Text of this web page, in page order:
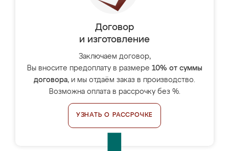
Договор
и изготовление
Заключаем договор,
Вы вносите предоплату в размере 10% от суммы
договора, и мы отдаём заказ в производство.
Возможна оплата в рассрочку без %.
УЗНАТЬ О РАССРОЧКЕ